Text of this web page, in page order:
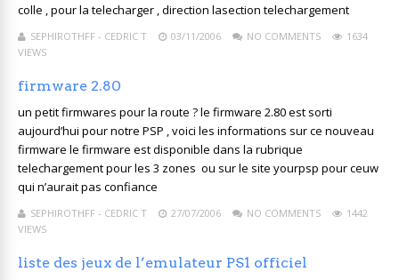
colle , pour la telecharger , direction lasection telechargement
SEPHIROTHFF - CEDRIC T 03/11/2006 NO COMMENTS
1634
VIEWS
firmware 2.80
un petit firmwares pour la route ? le firmware 2.80 est sorti
aujourd’hui pour notre PSP , voici les informations sur ce nouveau
firmware le firmware est disponible dans la rubrique
telechargement pour les 3 zones ou sur le site yourpsp pour ceuw
qui n’aurait pas confiance
SEPHIROTHFF - CEDRIC T 27/07/2006 NO COMMENTS
1442
VIEWS
liste des jeux de l’emulateur PS1 officiel